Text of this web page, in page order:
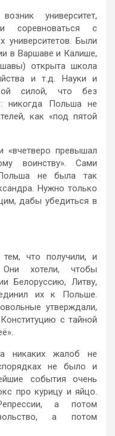
университет,
соревноваться с
университетов. Были
в Варшаве и Калише,
открыта школа
и т.д. Науки и
силой, что без
никогда Польша не
как «под пятой
превышал
воинству». Сами
не была так
Нужно только
дабы убедиться в
что получили, и
хотели, чтобы
Белоруссию, Литву,
их к Польше.
утверждали,
с тайной
никаких жалоб не
не было и
события очень
про курицу и яйцо.
а потом
а потом